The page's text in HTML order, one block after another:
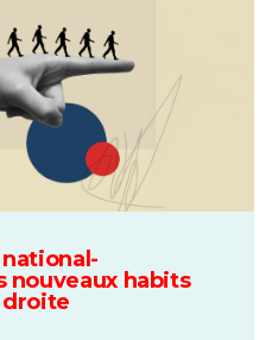
nouveaux habits
droite